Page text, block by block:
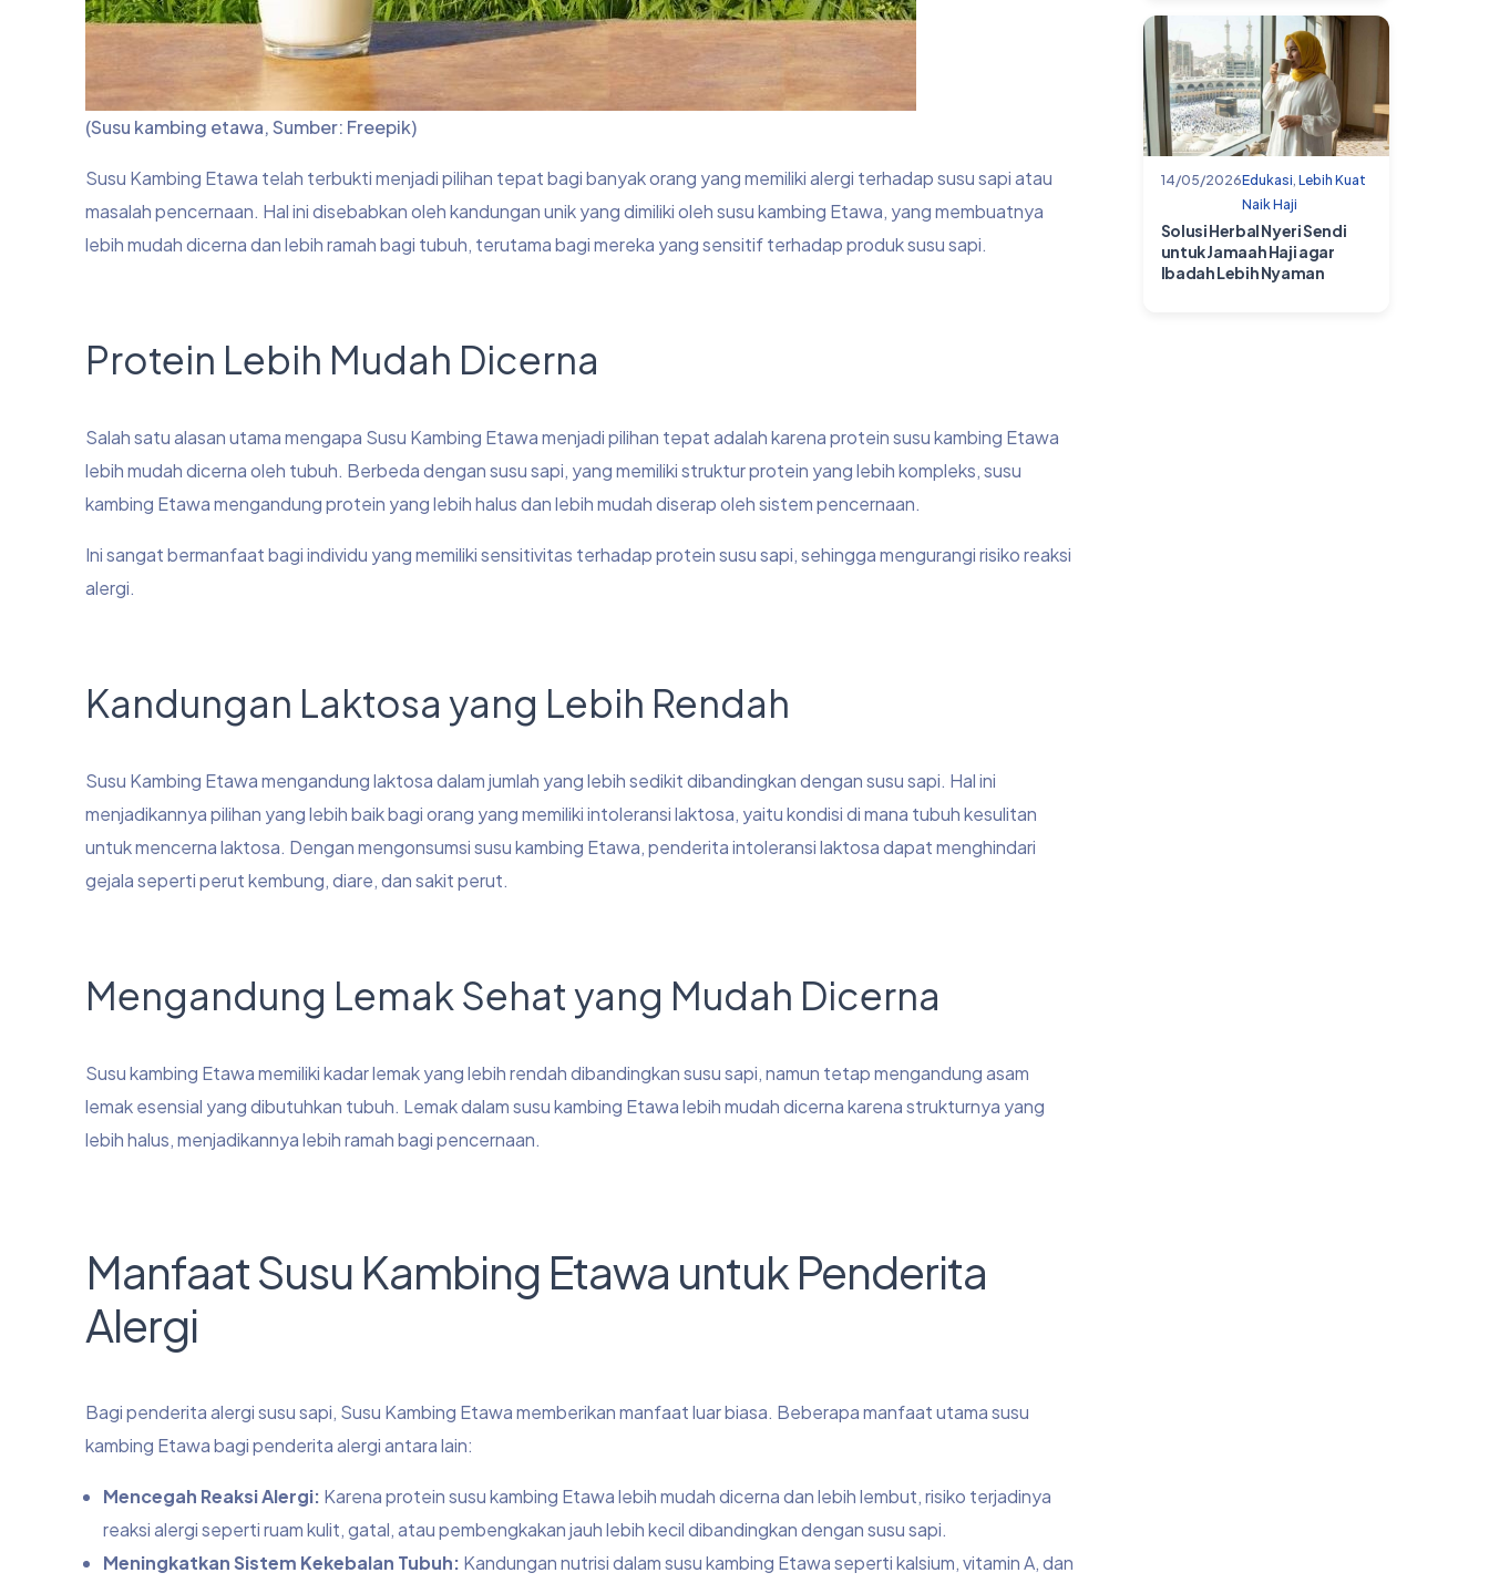
(Susu kambing etawa, Sumber: Freepik)
Susu Kambing Etawa telah terbukti menjadi pilihan tepat bagi banyak orang yang memiliki alergi terhadap susu sapi atau
masalah pencernaan. Hal ini disebabkan oleh kandungan unik yang dimiliki oleh susu kambing Etawa, yang membuatnya
lebih mudah dicerna dan lebih ramah bagi tubuh, terutama bagi mereka yang sensitif terhadap produk susu sapi.
Protein Lebih Mudah Dicerna
Salah satu alasan utama mengapa Susu Kambing Etawa menjadi pilihan tepat adalah karena protein susu kambing Etawa
lebih mudah dicerna oleh tubuh. Berbeda dengan susu sapi, yang memiliki struktur protein yang lebih kompleks, susu
kambing Etawa mengandung protein yang lebih halus dan lebih mudah diserap oleh sistem pencernaan.
Ini sangat bermanfaat bagi individu yang memiliki sensitivitas terhadap protein susu sapi, sehingga mengurangi risiko reaksi
alergi.
Kandungan Laktosa yang Lebih Rendah
Susu Kambing Etawa mengandung laktosa dalam jumlah yang lebih sedikit dibandingkan dengan susu sapi. Hal ini
menjadikannya pilihan yang lebih baik bagi orang yang memiliki intoleransi laktosa, yaitu kondisi di mana tubuh kesulitan
untuk mencerna laktosa. Dengan mengonsumsi susu kambing Etawa, penderita intoleransi laktosa dapat menghindari
gejala seperti perut kembung, diare, dan sakit perut.
Mengandung Lemak Sehat yang Mudah Dicerna
Susu kambing Etawa memiliki kadar lemak yang lebih rendah dibandingkan susu sapi, namun tetap mengandung asam
lemak esensial yang dibutuhkan tubuh. Lemak dalam susu kambing Etawa lebih mudah dicerna karena strukturnya yang
lebih halus, menjadikannya lebih ramah bagi pencernaan.
Manfaat Susu Kambing Etawa untuk Penderita
Alergi
Bagi penderita alergi susu sapi, Susu Kambing Etawa memberikan manfaat luar biasa. Beberapa manfaat utama susu
kambing Etawa bagi penderita alergi antara lain:
Mencegah Reaksi Alergi: Karena protein susu kambing Etawa lebih mudah dicerna dan lebih lembut, risiko terjadinya
reaksi alergi seperti ruam kulit, gatal, atau pembengkakan jauh lebih kecil dibandingkan dengan susu sapi.
Meningkatkan Sistem Kekebalan Tubuh: Kandungan nutrisi dalam susu kambing Etawa seperti kalsium, vitamin A, dan
14/05/2026Edukasi, Lebih Kuat
Naik Haji
Solusi Herbal Nyeri Sendi
untuk Jamaah Haji agar
Ibadah Lebih Nyaman